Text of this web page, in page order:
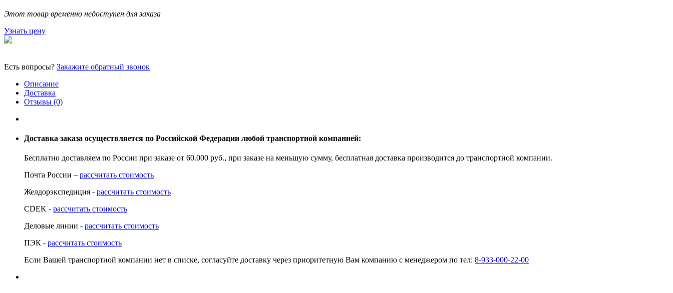
Этот товар временно недоступен для заказа
Узнать цену
Есть вопросы? Закажите обратный звонок
Описание
Доставка
Отзывы (0)
Доставка заказа осуществляется по Российской Федерации любой транспортной компанией:
Бесплатно доставляем по России при заказе от 60.000 руб., при заказе на меньшую сумму, бесплатная доставка производится до транспортной компании.
Почта России – рассчитать стоимость
Желдорэкспедиция - рассчитать стоимость
CDEK - рассчитать стоимость
Деловые линии - рассчитать стоимость
ПЭК - рассчитать стоимость
Если Вашей транспортной компании нет в списке, согласуйте доставку через приоритетную Вам компанию с менеджером по тел: 8-933-000-22-00